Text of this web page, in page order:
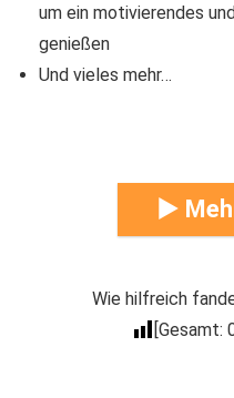
um ein motivierendes
genießen
Und vieles mehr…
►
Wie hilfreich
[Gesamt: